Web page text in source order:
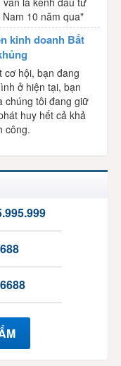
10 năm qua"
kinh doanh Bất
cơ hội, bạn đang
ở hiện tại, bạn
chúng tôi đang giữ
huy hết cả khả
công.